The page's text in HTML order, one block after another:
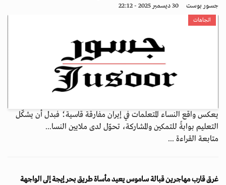
جسور بوست 30 ديسمبر 2025 - 22:12
اتجاهات
يعكس واقع النساء المتعلمات في إيران مفارقة قاسية؛ فبدل أن يشكّل
التعليم بوابةً للتمكين والمشاركة، تحوّل لدى ملايين النسا...
متابعة القراءة ...
غرق قارب مهاجرين قبالة ساموس يعيد مأساة طريق بحر إيجة إلى الواجهة